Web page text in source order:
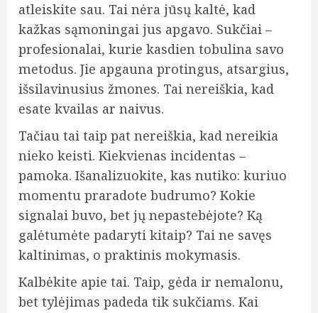
atleiskite sau. Tai nėra jūsų kaltė, kad
kažkas sąmoningai jus apgavo. Sukčiai –
profesionalai, kurie kasdien tobulina savo
metodus. Jie apgauna protingus, atsargius,
išsilavinusius žmones. Tai nereiškia, kad
esate kvailas ar naivus.
Tačiau tai taip pat nereiškia, kad nereikia
nieko keisti. Kiekvienas incidentas –
pamoka. Išanalizuokite, kas nutiko: kuriuo
momentu praradote budrumo? Kokie
signalai buvo, bet jų nepastebėjote? Ką
galėtumėte padaryti kitaip? Tai ne savęs
kaltinimas, o praktinis mokymasis.
Kalbėkite apie tai. Taip, gėda ir nemalonu,
bet tylėjimas padeda tik sukčiams. Kai